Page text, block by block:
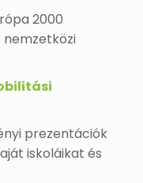
2000
nemzetközi
prezentációk
iskoláikat és